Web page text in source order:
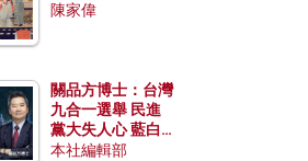
陳家偉
關品方博士：台灣
九合一選舉 民進
黨大失人心 藍白
合作有望拿下七成
本社編輯部